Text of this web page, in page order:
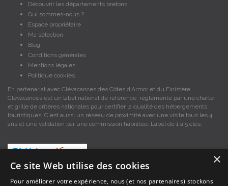
Découvrir les départements bretons
Qui sommes-nous ?
Espace propriétaire
Ma sélection
Blog
Conditions générales
Mentions légales
Politique cookies
En partenariat avec Clévacances des Côtes d'Armor et du Finistère,
Clévacances est un label national de référence, réglementé par une charte
et grille de critères nationales pour certifier la qualité des hébergements
touristiques. C'est aussi un réseau de proximité avec une visite tous les 4
ans et une validation par une commission habilitée. Label de 1 à 5 clés.
×
Ce site Web utilise des cookies
Pour améliorer votre expérience, nous (et nos partenaires) stockons